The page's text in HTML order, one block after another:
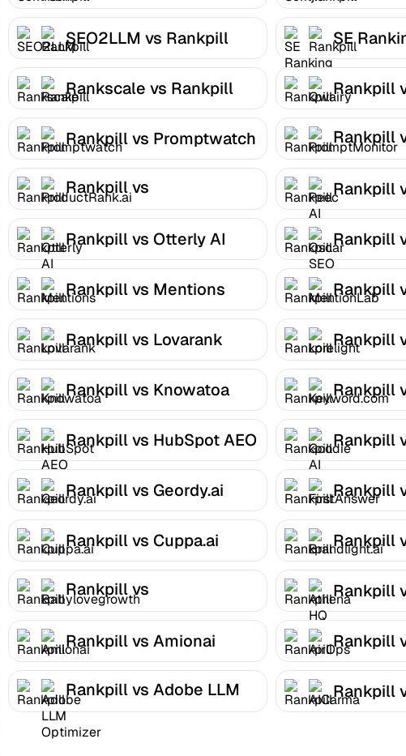
SEO2LLM vs Rankpill SE
Rankscale vs Rankpill Rankpill
Rankpill vs Promptwatch
Rankpill
Rankpill vs
ProductRank.ai
Rankpill
Rankpill vs Otterly AI Rankpill
Rankpill vs Mentions Rankpill
Rankpill vs Lovarank Rankpill
Rankpill vs Knowatoa Rankpill
Rankpill vs HubSpot AEO Rankpill
Rankpill vs Geordy.ai Rankpill
Rankpill vs Cuppa.ai Rankpill
Rankpill vs
Babylovegrowth
Rankpill
Rankpill vs Amionai Rankpill
Rankpill vs Adobe LLM
Optimizer
Rankpill